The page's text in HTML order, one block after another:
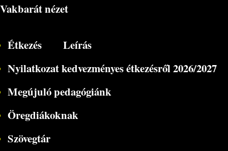
Vakbarát nézet
Étkezés
Leírás
Nyilatkozat kedvezményes étkezésről 2026/2027
Megújuló pedagógiánk
Öregdiákoknak
Szövegtár